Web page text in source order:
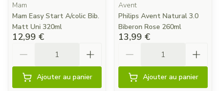
Mam
Mam Easy Start A/colic Bib.
Matt Uni 320ml
12,99 €
Ajouter au panier
Avent
Philips Avent Natural 3.0
Biberon Rose 260ml
13,99 €
Ajouter au panier